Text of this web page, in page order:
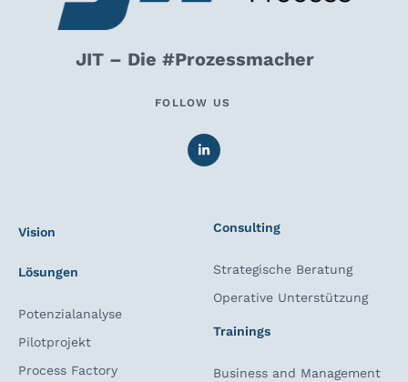
JIT – Die #Prozessmacher
FOLLOW US
Vision
Lösungen
Potenzialanalyse
Pilotprojekt
Process Factory
Consulting
Strategische Beratung
Operative Unterstützung
Trainings
Business and Management